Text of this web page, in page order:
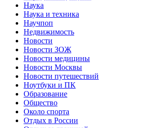
Наука
Наука и техника
Научпоп
Недвижимость
Новости
Новости ЗОЖ
Новости медицины
Новости Москвы
Новости путешествий
Ноутбуки и ПК
Образование
Общество
Около спорта
Отдых в России